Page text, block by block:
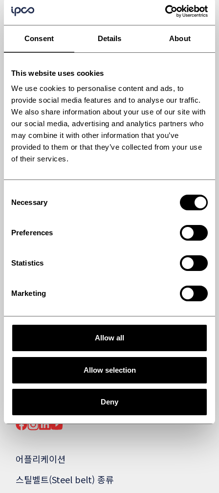
Consent Details About
This website uses cookies
We use cookies to personalise content and ads, to
provide social media features and to analyse our traffic.
We also share information about your use of our site with
our social media, advertising and analytics partners who
may combine it with other information that you’ve
provided to them or that they’ve collected from your use
of their services.
Selection
Necessary
Preferences
Statistics
Marketing
Allow all
Allow selection
Deny
유황 가공 및 핸들링
CASTING UNIT)
싱글 벨트 쿨러 (SINGLE
BELT COOLERS)
(DOUBLE BELT COOLERS
FOLLOW US ON SOCIAL MEDIA
어플리케이션
스틸벨트(Steel belt) 종류